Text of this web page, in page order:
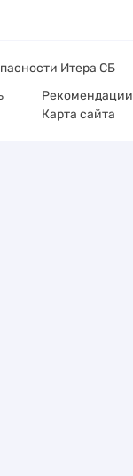
Итера СБ
Рекомендации
Карта сайта